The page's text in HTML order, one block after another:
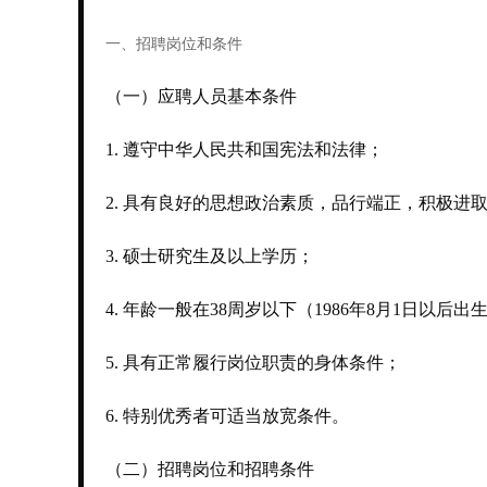
一、招聘岗位和条件
（一）应聘人员基本条件
1. 遵守中华人民共和国宪法和法律；
2. 具有良好的思想政治素质，品行端正，积极进取
3. 硕士研究生及以上学历；
4. 年龄一般在38周岁以下（1986年8月1日以后出生
5. 具有正常履行岗位职责的身体条件；
6. 特别优秀者可适当放宽条件。
（二）招聘岗位和招聘条件